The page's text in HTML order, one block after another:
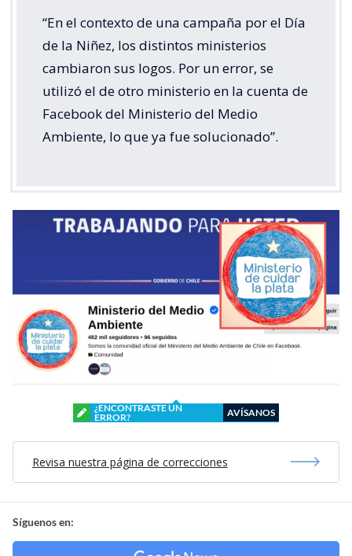
“En el contexto de una campaña por el Día
de la Niñez, los distintos ministerios
cambiaron sus logos. Por un error, se
utilizó el de otro ministerio en la cuenta de
Facebook del Ministerio del Medio
Ambiente, lo que ya fue solucionado”.
¿ENCONTRASTE UN
ERROR?
AVÍSANOS
Revisa nuestra página de correcciones
Síguenos en: